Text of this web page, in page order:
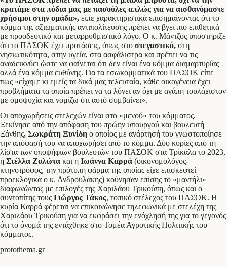
κρατάμε στα πόδια μας με πασούλες απλώς για να αισθανόμαστε
χρήσιμοι στην ομάδα», είπε χαρακτηριστικά επισημαίνοντας ότι το
κόμμα της αξιωματικής αντιπολίτευσης πρέπει να βγει πιο επιθετικά
με προοδευτικό και μεταρρυθμιστικό λόγο. Ο κ. Μάντζος υποστήριξε
ότι το ΠΑΣΟΚ έχει προτάσεις, όπως στο στεγαστικό, στη
νησιωτικότητα, στην υγεία, στα ασφάλιστρα και πρέπει να τις
αναδεικνύει ώστε να φαίνεται ότι δεν είναι ένα κόμμα διαμαρτυρίας
αλλά ένα κόμμα ευθύνης. Για τα εσωκομματικά του ΠΑΣΟΚ είπε
πως «είχαμε κι εμείς τα δικά μας τελευταία, κάθε οικογένεια έχει
προβλήματα τα οποία πρέπει να τα λύνει αν όχι με αγάπη τουλάχιστον
με ομοψυχία και νομίζω ότι αυτό συμβαίνει».
Οι αποχωρήσεις στελεχών είναι στο «μενού» του κόμματος.
Ξεκίνησε από την απόφαση του πρώην υπουργού και βουλευτή
Ξάνθης, Σωκράτη Ξυνίδη ο οποίος με ανάρτησή του γνωστοποίησε
την απόφασή του να αποχωρήσει από το κόμμα. Δύο κυρίες από τη
λίστα των υποψήφιων βουλευτών του ΠΑΣΟΚ στα Τρίκαλα το 2023,
η Στέλλα Ζολώτα και η Ιωάννα Καρρά (οικονομολόγος-
κτηνοτρόφος, την πρότυπη φάρμα της οποίας είχε επισκεφτεί
προεκλογικά ο κ. Ανδρουλάκης) κούνησαν επίσης το «μαντήλι»
διαφωνώντας με επιλογές της Χαριλάου Τρικούπη, όπως και ο
συντοπίτης τους Γιώργος Τάκος, τοπικό στέλεχος του ΠΑΣΟΚ. Η
κυρία Καρρά φέρεται να επικοινώνησε τηλεφωνικά με στελέχη της
Χαριλάου Τρικούπη για να εκφράσει την ενόχλησή της για το γεγονός
ότι το όνομά της εντάχθηκε στο Τομέα Αγροτικής Πολιτικής του
κόμματος.
protothema.gr